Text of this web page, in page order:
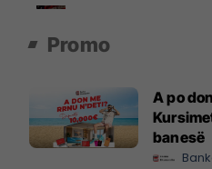
Promo
A po
banesë